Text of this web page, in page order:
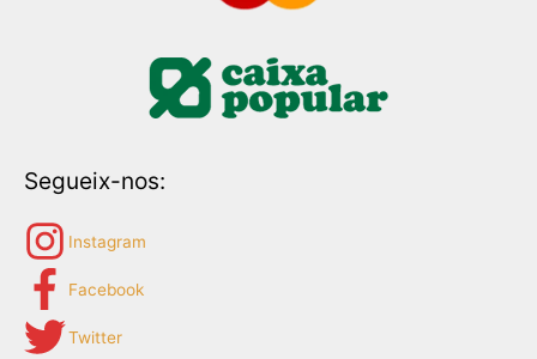
Segueix-nos:
Instagram
Facebook
Twitter